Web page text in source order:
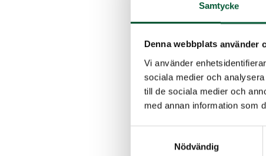
Samtycke
Denna webbplats använder
Vi använder
sociala medier och
till de sociala medier och
med annan information som
Nödvändig
För
hög
och